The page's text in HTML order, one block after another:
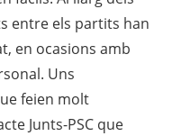
entre els partits han
en ocasions amb
Uns
feien molt
Junts-PSC que